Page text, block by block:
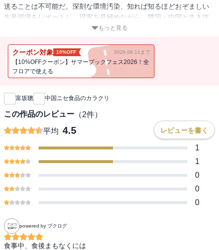
送ることは不可能だ。深刻な環境汚染、知れば知るほどおぞましい
生産現場をレポートし、現実を見極めながら、隣国・中国と生き抜
もっと見る
クーポン対象 10%OFF 2026.08.11まで
【10%OFFクーポン】サマーブックフェス2026！全
フロアで使える
新刊通知
富坂聰 中国ニセ食品のカラクリ
この作品のレビュー （2件）
平均 4.5 レビューを書く
1
1
0
0
0
powered by ブクログ
食事中、食後まもなくには